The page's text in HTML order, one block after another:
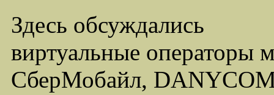
Здесь обсуждались
виртуальные операторы
СберМобайл,